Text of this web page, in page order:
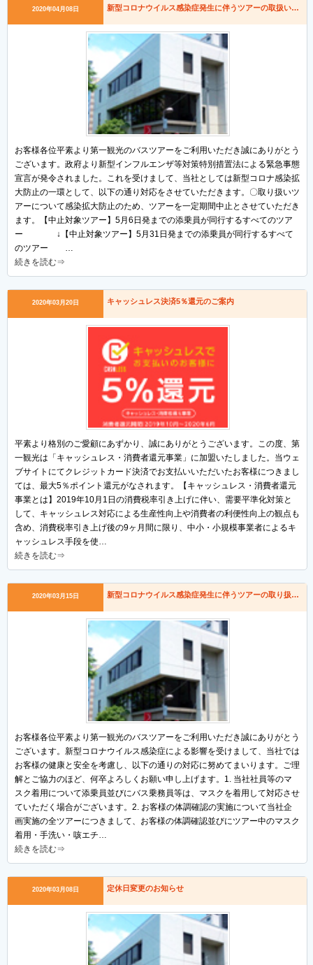
2020年04月08日 新型コロナウイルス感染症発生に伴うツアーの取扱い及び休業期間について
お客様各位平素より第一観光のバスツアーをご利用いただき誠にありがとう
ございます。政府より新型インフルエンザ等対策特別措置法による緊急事態
宣言が発令されました。これを受けまして、当社としては新型コロナ感染拡
大防止の一環として、以下の通り対応をさせていただきます。〇取り扱いツ
アーについて感染拡大防止のため、ツアーを一定期間中止とさせていただき
ます。【中止対象ツアー】5月6日発までの添乗員が同行するすべてのツア
ー ↓【中止対象ツアー】5月31日発までの添乗員が同行するすべて
のツアー …
続きを読む⇒
2020年03月20日 キャッシュレス決済5％還元のご案内
平素より格別のご愛顧にあずかり、誠にありがとうございます。この度、第
一観光は「キャッシュレス・消費者還元事業」に加盟いたしました。当ウェ
ブサイトにてクレジットカード決済でお支払いいただいたお客様につきまし
ては、最大5％ポイント還元がなされます。【キャッシュレス・消費者還元
事業とは】2019年10月1日の消費税率引き上げに伴い、需要平準化対策と
して、キャッシュレス対応による生産性向上や消費者の利便性向上の観点も
含め、消費税率引き上げ後の9ヶ月間に限り、中小・小規模事業者によるキ
ャッシュレス手段を使…
続きを読む⇒
2020年03月15日 新型コロナウイルス感染症発生に伴うツアーの取り扱いについて
お客様各位平素より第一観光のバスツアーをご利用いただき誠にありがとう
ございます。新型コロナウイルス感染症による影響を受けまして、当社では
お客様の健康と安全を考慮し、以下の通りの対応に努めてまいります。ご理
解とご協力のほど、何卒よろしくお願い申し上げます。1. 当社社員等のマ
スク着用について添乗員並びにバス乗務員等は、マスクを着用して対応させ
ていただく場合がございます。2. お客様の体調確認の実施について当社企
画実施の全ツアーにつきまして、お客様の体調確認並びにツアー中のマスク
着用・手洗い・咳エチ…
続きを読む⇒
2020年03月08日 定休日変更のお知らせ